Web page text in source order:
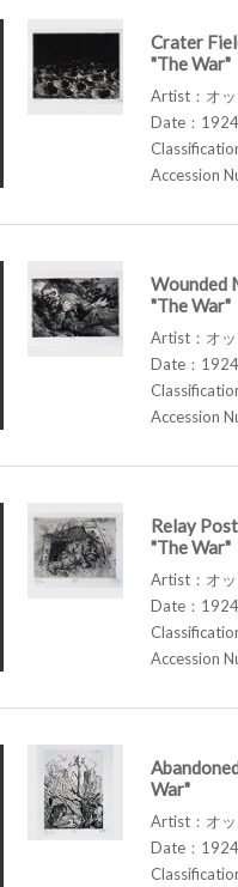
Crater
"The War"
Artist：オ
Date：1924
Accession
Wounded
"The War"
Artist：オ
Date：1924
Accession
Relay
"The War"
Artist：オ
Date：1924
Accession
War"
Artist：オ
Date：1924